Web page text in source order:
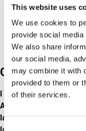
This website uses
We use cookies to
provide social
We also share
our social media,
may combine it with
provided to them or
of their services.
Consent
2026 blev
besøg af
Corp news
I slutningen af januar
A.P.A. Industries. Vi
lære hinanden bedre